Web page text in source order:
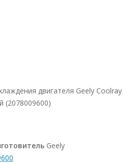
двигателя Geely Coolray
(2078009600)
Geely